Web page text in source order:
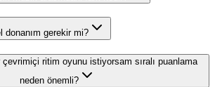
gerekir mi?
ritim oyunu istiyorsam sıralı puanlama
neden önemli?